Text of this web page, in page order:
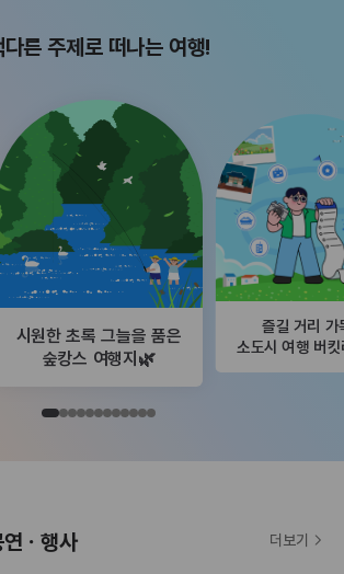
다른 주제로 떠나는 여행!
시원한 초록 그늘을 품은
숲캉스 여행지🌿
즐길 거리 가
소도시 여행 버킷
ㆍ행사
더보기